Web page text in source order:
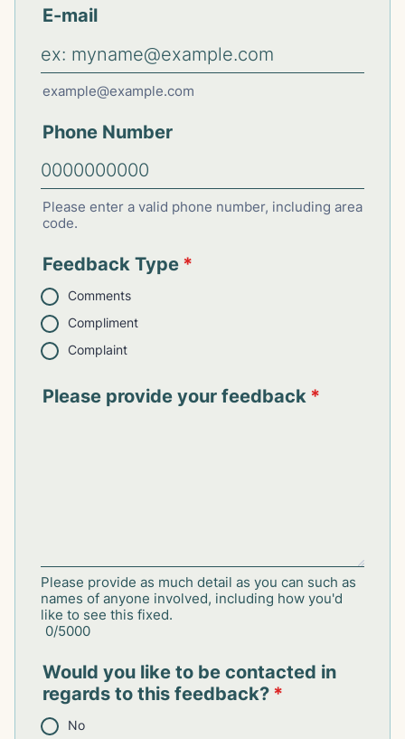
E-mail
example@example.com
Phone Number
Please enter a valid phone number, including area
code.
Feedback Type *
Comments
Compliment
Complaint
Please provide your feedback *
Please provide as much detail as you can such as
names of anyone involved, including how you'd
like to see this fixed.
0/5000
Would you like to be contacted in
regards to this feedback? *
No